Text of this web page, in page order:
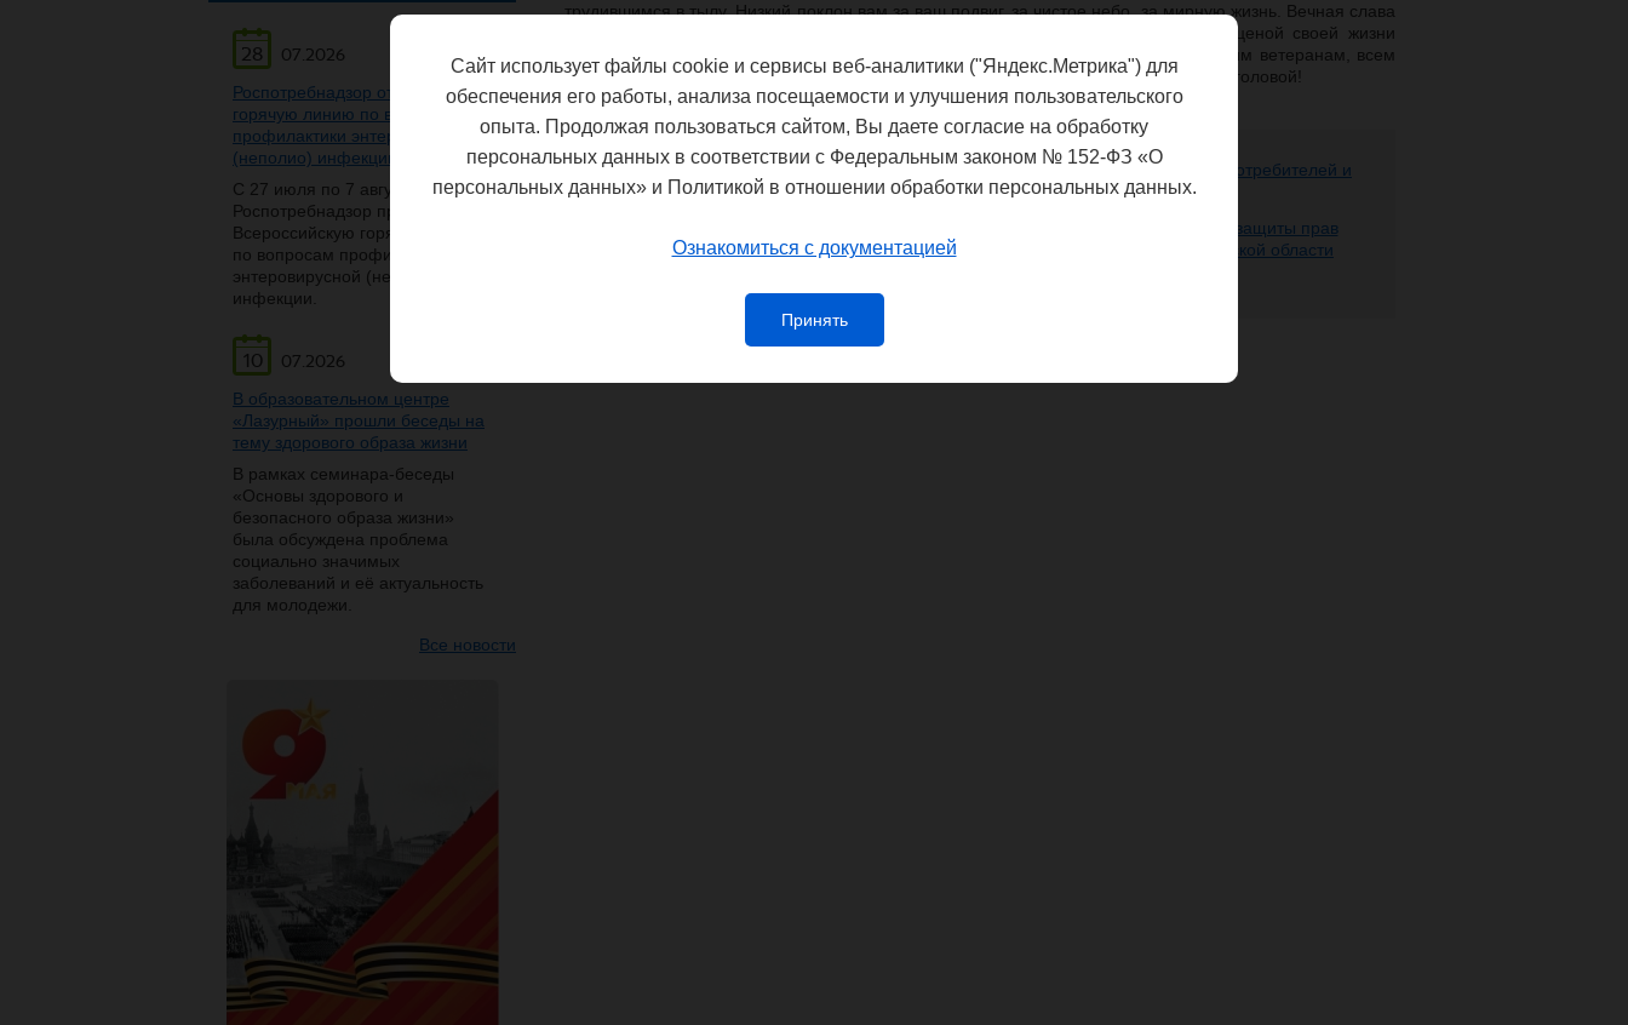
28
07.2026
Роспотребнадзор открывает
горячую линию по вопросам
профилактики энтеровирусной
(неполио) инфекции
С 27 июля по 7 августа
Роспотребнадзор проведет
Всероссийскую горячую линию
по вопросам профилактики
энтеровирусной (неполио)
инфекции.
10
07.2026
В образовательном центре
«Лазурный» прошли беседы на
тему здорового образа жизни
В рамках семинара-беседы
«Основы здорового и
безопасного образа жизни»
была обсуждена проблема
социально значимых
заболеваний и её актуальность
для молодежи.
Все новости
трудившимся в тылу. Низкий поклон вам за ваш подвиг, за чистое небо, за мирную жизнь. Вечная слава
героям, павшим в боях за Родину! Мы в неоплатном долгу перед всеми, кто ценой своей жизни
отстоял свободу и независимость Родины. От всего сердца желаем нашим дорогим ветеранам, всем
россиянам здоровья, семейного счастья, благополучия, добра и мирного неба над головой!
Федеральная служба по надзору в сфере защиты прав потребителей и
благополучия человека
Управление Федеральной службы по надзору в сфере защиты прав
потребителей и благополучия человека по Нижегородской области
Сайт использует файлы cookie и сервисы веб-аналитики ("Яндекс.Метрика") для
обеспечения его работы, анализа посещаемости и улучшения пользовательского
опыта. Продолжая пользоваться сайтом, Вы даете согласие на обработку
персональных данных в соответствии с Федеральным законом № 152-ФЗ «О
персональных данных» и Политикой в отношении обработки персональных данных.
Ознакомиться с документацией
Принять